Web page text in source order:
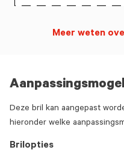
Deze bril kan aangepast
hieronder welke
Brilopties
Meer weten